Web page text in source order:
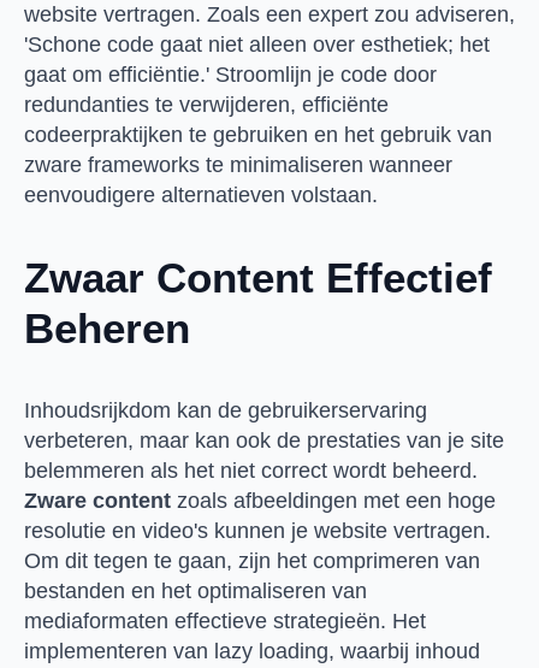
website vertragen. Zoals een expert zou adviseren,
'Schone code gaat niet alleen over esthetiek; het
gaat om efficiëntie.' Stroomlijn je code door
redundanties te verwijderen, efficiënte
codeerpraktijken te gebruiken en het gebruik van
zware frameworks te minimaliseren wanneer
eenvoudigere alternatieven volstaan.
Zwaar Content Effectief
Beheren
Inhoudsrijkdom kan de gebruikerservaring
verbeteren, maar kan ook de prestaties van je site
belemmeren als het niet correct wordt beheerd.
Zware content zoals afbeeldingen met een hoge
resolutie en video's kunnen je website vertragen.
Om dit tegen te gaan, zijn het comprimeren van
bestanden en het optimaliseren van
mediaformaten effectieve strategieën. Het
implementeren van lazy loading, waarbij inhoud